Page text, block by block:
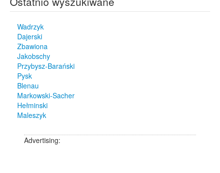
Wadrzyk
Dajerski
Zbawiona
Jakobschy
Przybysz-Barański
Pysk
Blenau
Markowski-Sacher
Hełminski
Maleszyk
Advertising: